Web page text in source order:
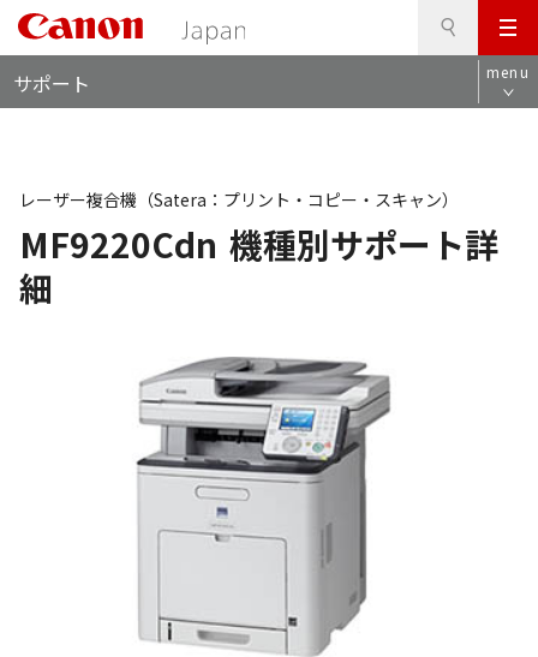
メ
ニ
ュ
サポート menu
MF9220Cdn 機種別サポート詳
細
レーザー複合機（Satera：プリント・コピー・スキャン）